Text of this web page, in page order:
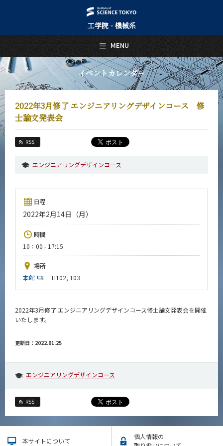
工学院 - 機械系
イベントカレンダー
2022年3月修了 エンジニアリングデザインコース 修
士論文発表会
RSS
エンジニアリングデザインコース
日程
2022年2月14日（月）
時間
10：00 - 17:15
場所
本館
H102, 103
2022年3月修了 エンジニアリングデザインコース修士論文発表会を開催
いたします。
更新日：2022.01.25
エンジニアリングデザインコース
RSS
本サイトについて
個人情報の
MENU
日本語 English
トップページ
Top Page
機械系について
About Us
教育
Education
教員・研究室
Faculty and Laboratories
未来
Admissions
機械系 News
News
イベントカレンダー
Event Calendar
今後のイベント
年別アーカイブ
サイト構成